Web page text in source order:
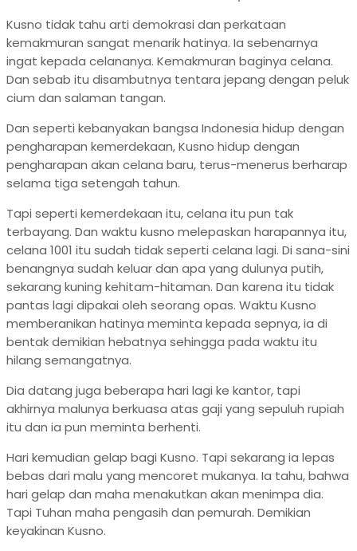
Kusno tidak tahu arti demokrasi dan perkataan
kemakmuran sangat menarik hatinya. Ia sebenarnya
ingat kepada celananya. Kemakmuran baginya celana.
Dan sebab itu disambutnya tentara jepang dengan peluk
cium dan salaman tangan.
Dan seperti kebanyakan bangsa Indonesia hidup dengan
pengharapan kemerdekaan, Kusno hidup dengan
pengharapan akan celana baru, terus-menerus berharap
selama tiga setengah tahun.
Tapi seperti kemerdekaan itu, celana itu pun tak
terbayang. Dan waktu kusno melepaskan harapannya itu,
celana 1001 itu sudah tidak seperti celana lagi. Di sana-sini
benangnya sudah keluar dan apa yang dulunya putih,
sekarang kuning kehitam-hitaman. Dan karena itu tidak
pantas lagi dipakai oleh seorang opas. Waktu Kusno
memberanikan hatinya meminta kepada sepnya, ia di
bentak demikian hebatnya sehingga pada waktu itu
hilang semangatnya.
Dia datang juga beberapa hari lagi ke kantor, tapi
akhirnya malunya berkuasa atas gaji yang sepuluh rupiah
itu dan ia pun meminta berhenti.
Hari kemudian gelap bagi Kusno. Tapi sekarang ia lepas
bebas dari malu yang mencoret mukanya. Ia tahu, bahwa
hari gelap dan maha menakutkan akan menimpa dia.
Tapi Tuhan maha pengasih dan pemurah. Demikian
keyakinan Kusno.